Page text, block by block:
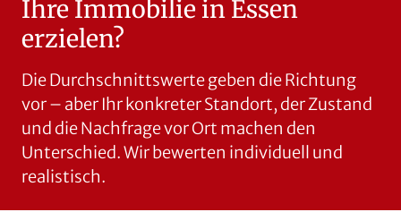
Ihre Immobilie in Essen
erzielen?
Die Durchschnittswerte geben die Richtung
vor – aber Ihr konkreter Standort, der Zustand
und die Nachfrage vor Ort machen den
Unterschied. Wir bewerten individuell und
realistisch.